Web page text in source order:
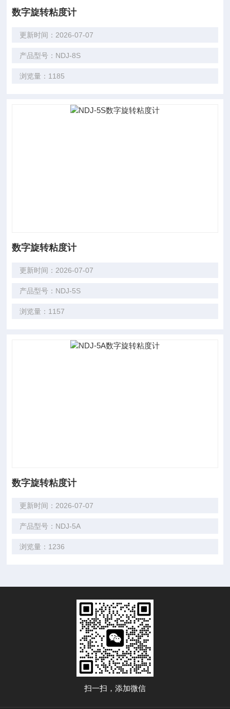
数字旋转粘度计
更新时间：2026-07-07
产品型号：NDJ-8S
浏览量：1185
数字旋转粘度计
更新时间：2026-07-07
产品型号：NDJ-5S
浏览量：1157
数字旋转粘度计
更新时间：2026-07-07
产品型号：NDJ-5A
浏览量：1236
扫一扫，添加微信